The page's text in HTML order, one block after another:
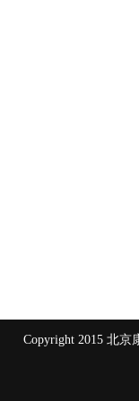
Copyright 2015 北